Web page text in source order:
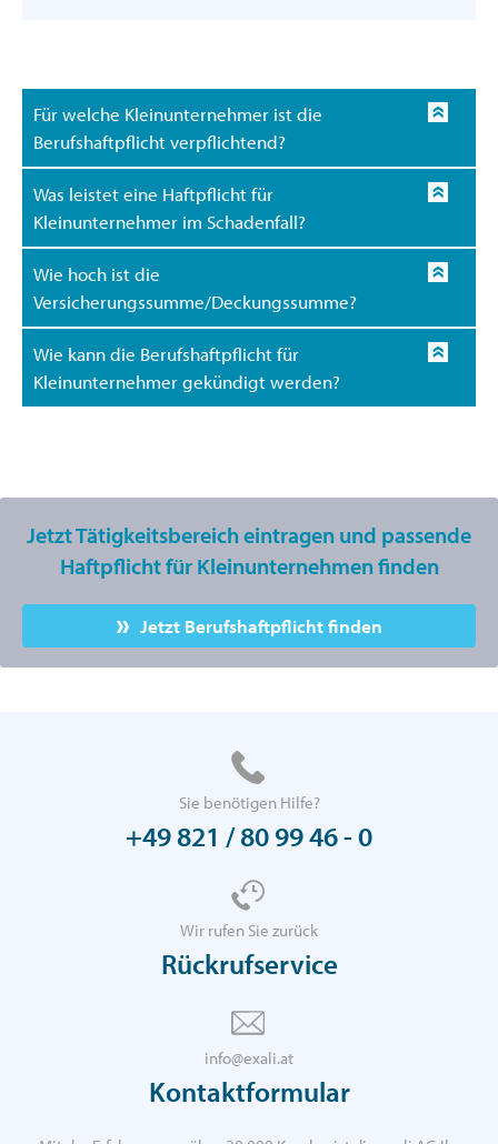
Für welche Kleinunternehmer ist die
Berufshaftpflicht verpflichtend?
Was leistet eine Haftpflicht für
Kleinunternehmer im Schadenfall?
Wie hoch ist die
Versicherungssumme/Deckungssumme?
Wie kann die Berufshaftpflicht für
Kleinunternehmer gekündigt werden?
Jetzt Tätigkeitsbereich eintragen und passende
Haftpflicht für Kleinunternehmen finden
Jetzt Berufshaftpflicht finden
Sie benötigen Hilfe?
+49 821 / 80 99 46 - 0
Wir rufen Sie zurück
Rückrufservice
info@exali.at
Kontaktformular